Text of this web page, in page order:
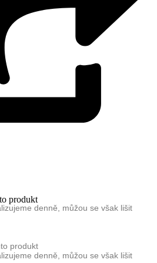
produkt
denně, můžou se však lišit
produkt
denně, můžou se však lišit